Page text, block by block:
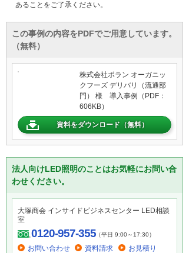
あることをご了承ください。
この事例の内容をPDFでご用意しています。
（無料）
株式会社ポラン オーガニッ
クフーズ デリバリ（流通部
門） 様 導入事例（PDF：
606KB）
資料をダウンロード（無料）
法人向けLED照明のことはお気軽にお問い合
わせください。
大塚商会 インサイドビジネスセンター LED相談
室
0120-957-355（平日 9:00～17:30）
お問い合わせ 資料請求 お見積り